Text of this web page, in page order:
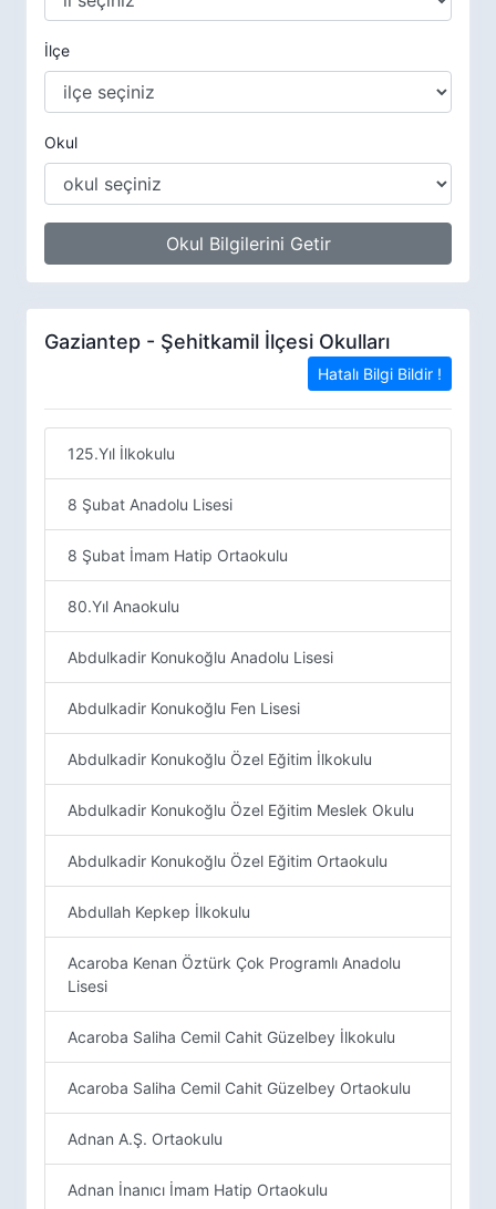
İlçe
Okul
Okul Bilgilerini Getir
Gaziantep - Şehitkamil İlçesi Okulları
Hatalı Bilgi Bildir !
125.Yıl İlkokulu
8 Şubat Anadolu Lisesi
8 Şubat İmam Hatip Ortaokulu
80.Yıl Anaokulu
Abdulkadir Konukoğlu Anadolu Lisesi
Abdulkadir Konukoğlu Fen Lisesi
Abdulkadir Konukoğlu Özel Eğitim İlkokulu
Abdulkadir Konukoğlu Özel Eğitim Meslek Okulu
Abdulkadir Konukoğlu Özel Eğitim Ortaokulu
Abdullah Kepkep İlkokulu
Acaroba Kenan Öztürk Çok Programlı Anadolu
Lisesi
Acaroba Saliha Cemil Cahit Güzelbey İlkokulu
Acaroba Saliha Cemil Cahit Güzelbey Ortaokulu
Adnan A.Ş. Ortaokulu
Adnan İnanıcı İmam Hatip Ortaokulu